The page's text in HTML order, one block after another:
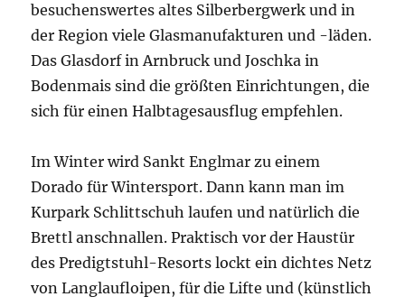
besuchenswertes altes Silberbergwerk und in
der Region viele Glasmanufakturen und -läden.
Das Glasdorf in Arnbruck und Joschka in
Bodenmais sind die größten Einrichtungen, die
sich für einen Halbtagesausflug empfehlen.
Im Winter wird Sankt Englmar zu einem
Dorado für Wintersport. Dann kann man im
Kurpark Schlittschuh laufen und natürlich die
Brettl anschnallen. Praktisch vor der Haustür
des Predigtstuhl-Resorts lockt ein dichtes Netz
von Langlaufloipen, für die Lifte und (künstlich